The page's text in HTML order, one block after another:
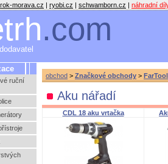
morava.cz | ryobi.cz | schwamborn.cz | náhradní
.com
ruční
obchod > Značkové obchody >
Aku nářadí
CDL 18 aku vrtačka